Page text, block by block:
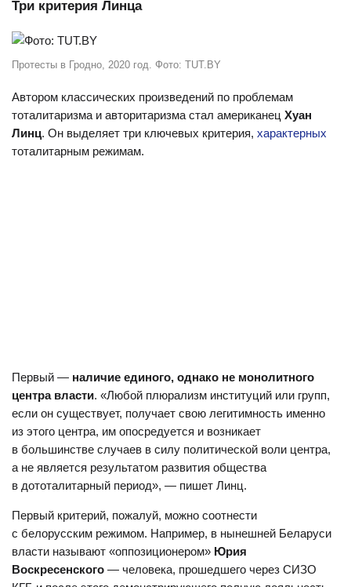
Три критерия Линца
Протесты в Гродно, 2020 год. Фото: TUT.BY
Автором классических произведений по проблемам
тоталитаризма и авторитаризма стал американец Хуан
Линц. Он выделяет три ключевых критерия, характерных
тоталитарным режимам.
Первый — наличие единого, однако не монолитного
центра власти. «Любой плюрализм институций или групп,
если он существует, получает свою легитимность именно
из этого центра, им опосредуется и возникает
в большинстве случаев в силу политической воли центра,
а не является результатом развития общества
в дототалитарный период», — пишет Линц.
Первый критерий, пожалуй, можно соотнести
с белорусским режимом. Например, в нынешней Беларуси
власти называют «оппозиционером» Юрия
Воскресенского — человека, прошедшего через СИЗО